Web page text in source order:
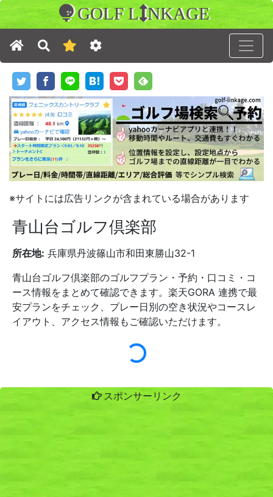
GOLF L NKAGE
※サイトには広告リンクが含まれている場合があります
青山台ゴルフ倶楽部
所在地: 兵庫県丹波篠山市和田東勝山32-1
青山台ゴルフ倶楽部のゴルフプラン・予約・口コミ・コ
ース情報をまとめて確認できます。楽天GORA 連携で最
安プランをチェック、プレー日別の空き状況やコースレ
イアウト、アクセス情報もご確認いただけます。
スポンサーリンク